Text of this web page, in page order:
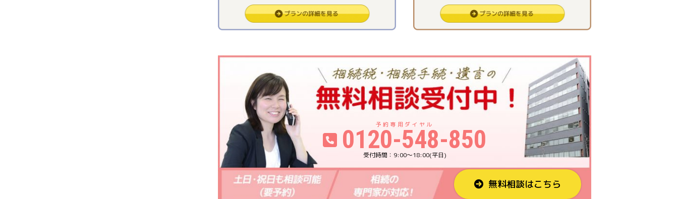
0120-548-850
9:00〜18:00(平日)
無料相談はこちら